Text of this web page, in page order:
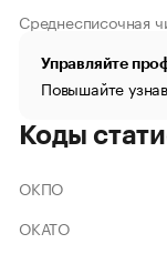
Среднесписочная
Управляйте
Повышайте
Коды
ОКПО
ОКАТО